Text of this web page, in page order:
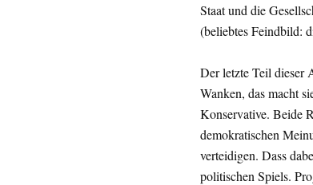
Staat und die
(beliebtes Feindbild:
Der letzte Teil dieser
Wanken, das macht
Konservative. Beide
demokratischen
verteidigen. Dass
politischen Spiels.